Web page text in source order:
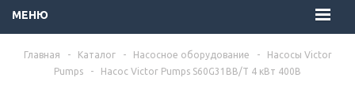
МЕНЮ
Главная - Каталог - Насосное оборудование -
Насосы Victor
Pumps
- Насос Victor Pumps S60G31BB/T 4 кВт 400В